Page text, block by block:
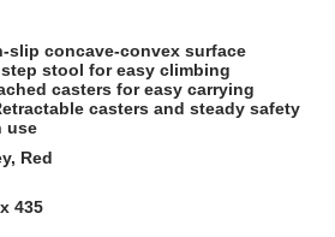
slip concave-convex surface
stool for easy climbing
casters for easy carrying
casters and steady safety
use
Red
435